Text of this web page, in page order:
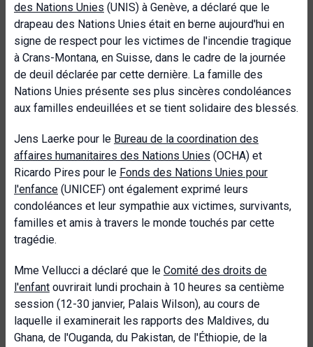
des Nations Unies (UNIS) à Genève, a déclaré que le
drapeau des Nations Unies était en berne aujourd'hui en
signe de respect pour les victimes de l'incendie tragique
à Crans-Montana, en Suisse, dans le cadre de la journée
de deuil déclarée par cette dernière. La famille des
Nations Unies présente ses plus sincères condoléances
aux familles endeuillées et se tient solidaire des blessés.
Jens Laerke pour le Bureau de la coordination des
affaires humanitaires des Nations Unies (OCHA) et
Ricardo Pires pour le Fonds des Nations Unies pour
l'enfance (UNICEF) ont également exprimé leurs
condoléances et leur sympathie aux victimes, survivants,
familles et amis à travers le monde touchés par cette
tragédie.
Mme Vellucci a déclaré que le Comité des droits de
l'enfant ouvrirait lundi prochain à 10 heures sa centième
session (12-30 janvier, Palais Wilson), au cours de
laquelle il examinerait les rapports des Maldives, du
Ghana, de l'Ouganda, du Pakistan, de l'Éthiopie, de la